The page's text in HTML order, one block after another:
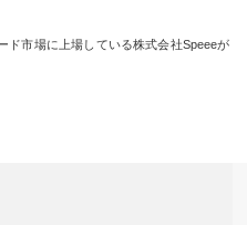
ド市場に上場している株式会社Speeeが